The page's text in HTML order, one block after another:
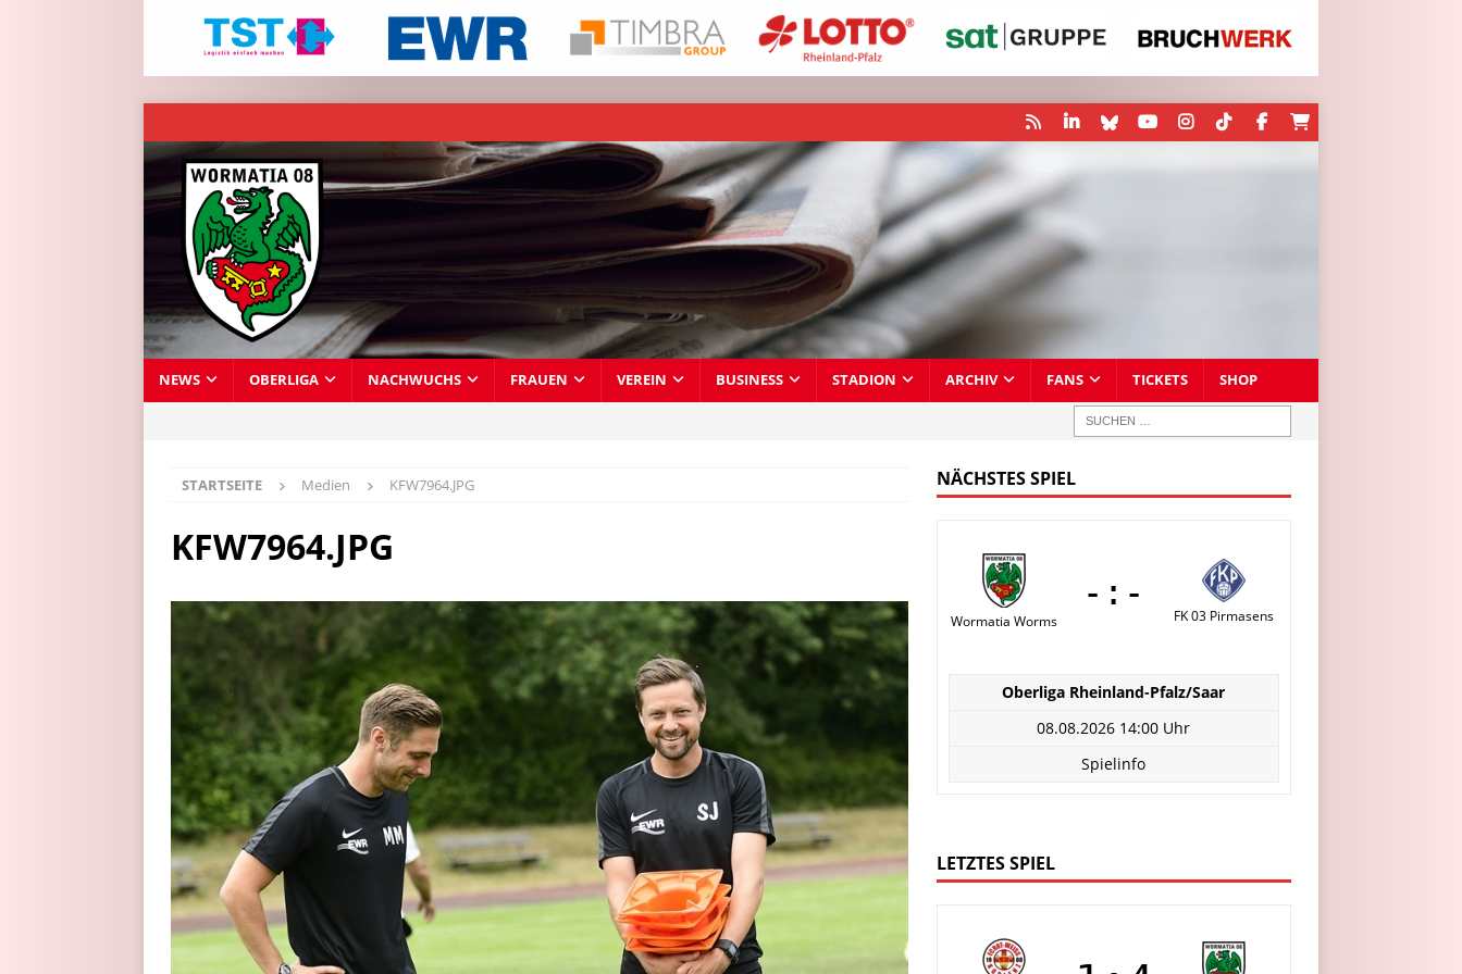
NEWS OBERLIGA NACHWUCHS FRAUEN VEREIN BUSINESS STADION ARCHIV FANS TICKETS SHOP
STARTSEITE Medien KFW7964.JPG
KFW7964.JPG
NÄCHSTES SPIEL
Wormatia Worms
-:-
FK 03 Pirmasens
Oberliga Rheinland-Pfalz/Saar
08.08.2026 14:00 Uhr
Spielinfo
LETZTES SPIEL